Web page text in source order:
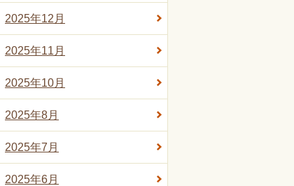
2025年12月
2025年11月
2025年10月
2025年8月
2025年7月
2025年6月